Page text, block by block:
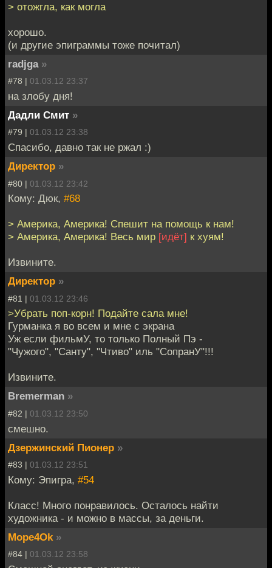
> отожгла, как могла
хорошо.
(и другие эпиграммы тоже почитал)
radjga »
#78 | 01.03.12 23:37
на злобу дня!
Дадли Смит »
#79 | 01.03.12 23:38
Спасибо, давно так не ржал :)
Директор »
#80 | 01.03.12 23:42
Кому: Дюк, #68
> Америка, Америка! Спешит на помощь к нам!
> Америка, Америка! Весь мир [идёт] к хуям!
Извините.
Директор »
#81 | 01.03.12 23:46
>Убрать поп-корн! Подайте сала мне!
Гурманка я во всем и мне с экрана
Уж если фильмУ, то только Полный Пэ -
"Чужого", "Санту", "Чтиво" иль "СопранУ"!!!
Извините.
Bremerman »
#82 | 01.03.12 23:50
смешно.
Дзержинский Пионер »
#83 | 01.03.12 23:51
Кому: Эпигра, #54
Класс! Много понравилось. Осталось найти
художника - и можно в массы, за деньги.
Mope4Ok »
#84 | 01.03.12 23:58